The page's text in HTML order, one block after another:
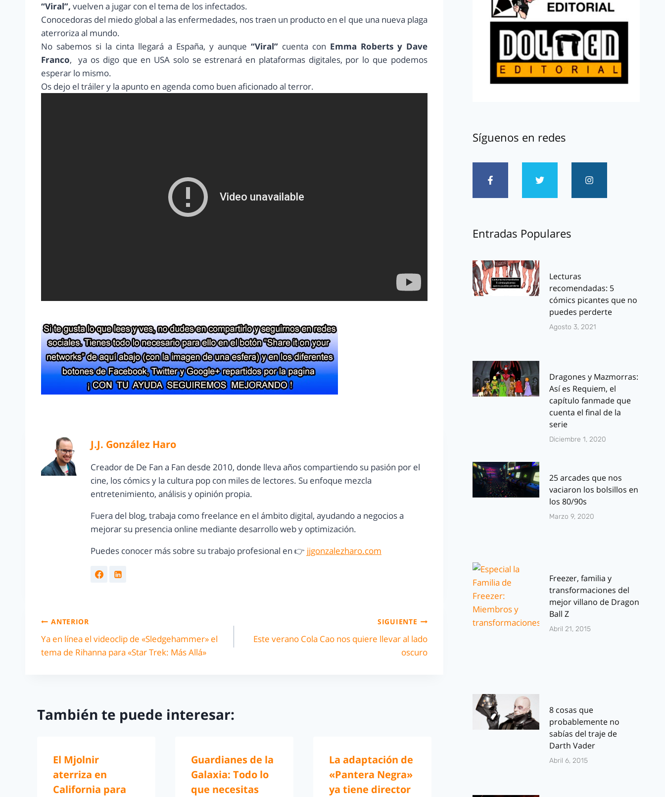
“Viral”, vuelven a jugar con el tema de los infectados.
Conocedoras del miedo global a las enfermedades, nos traen un producto en el que una nueva plaga
aterroriza al mundo.
No sabemos si la cinta llegará a España, y aunque “Viral”cuenta con Emma Roberts y Dave
Franco, ya os digo que en USA solo se estrenará en plataformas digitales, por lo que podemos
esperar lo mismo.
Os dejo el tráiler y la apunto en agenda como buen aficionado al terror.
J.J. González Haro
Creador de De Fan a Fan desde 2010, donde lleva años compartiendo su pasión por el
cine, los cómics y la cultura pop con miles de lectores. Su enfoque mezcla
entretenimiento, análisis y opinión propia.
Fuera del blog, trabaja como freelance en el ámbito digital, ayudando a negocios a
mejorar su presencia online mediante desarrollo web y optimización.
Puedes conocer más sobre su trabajo profesional en 👉 jjgonzalezharo.com
ANTERIOR
Ya en línea el videoclip de «Sledgehammer» el
tema de Rihanna para «Star Trek: Más Allá»
SIGUIENTE
Este verano Cola Cao nos quiere llevar al lado
oscuro
También te puede interesar:
El Mjolnir
aterriza en
California para
Guardianes de la
Galaxia: Todo lo
que necesitas
La adaptación de
«Pantera Negra»
ya tiene director
Síguenos en redes
Entradas Populares
Lecturas
recomendadas: 5
cómics picantes que no
puedes perderte
Agosto 3, 2021
Dragones y Mazmorras:
Así es Requiem, el
capítulo fanmade que
cuenta el final de la
serie
Diciembre 1, 2020
25 arcades que nos
vaciaron los bolsillos en
los 80/90s
Marzo 9, 2020
Freezer, familia y
transformaciones del
mejor villano de Dragon
Ball Z
Abril 21, 2015
8 cosas que
probablemente no
sabías del traje de
Darth Vader
Abril 6, 2015